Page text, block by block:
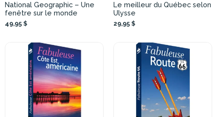
National Geographic – Une
fenêtre sur le monde
49,95 $
Le meilleur du Québec selon
Ulysse
29,95 $